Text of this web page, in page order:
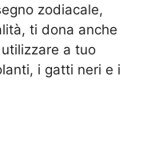
zodiacale,
ti dona anche
a tuo
i gatti neri e i